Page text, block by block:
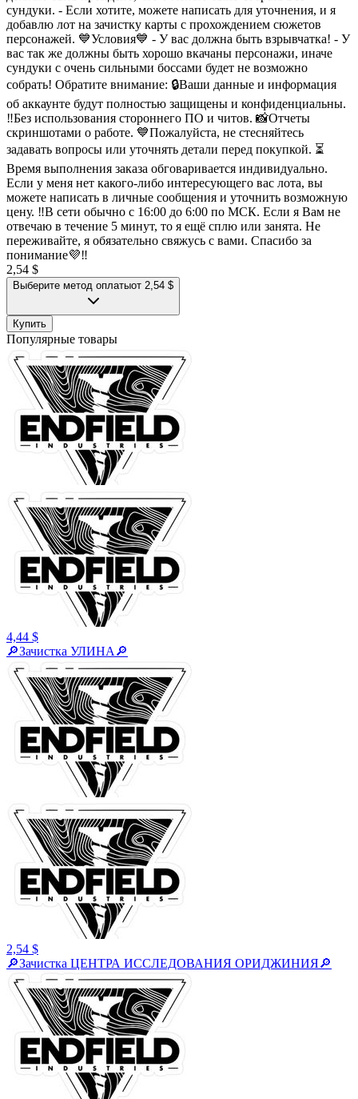
сундуки. - Если хотите, можете написать для уточнения, и я
добавлю лот на зачистку карты с прохождением сюжетов
персонажей. 💙Условия💙 - У вас должна быть взрывчатка! - У
вас так же должны быть хорошо вкачаны персонажи, иначе
сундуки с очень сильными боссами будет не возможно
собрать! Обратите внимание: 🔒Ваши данные и информация
об аккаунте будут полностью защищены и конфиденциальны.
‼️Без использования стороннего ПО и читов. 📸Отчеты
скриншотами о работе. 💙Пожалуйста, не стесняйтесь
задавать вопросы или уточнять детали перед покупкой. ⏳
Время выполнения заказа обговаривается индивидуально.
Если у меня нет какого-либо интересующего вас лота, вы
можете написать в личные сообщения и уточнить возможную
цену. ‼️В сети обычно с 16:00 до 6:00 по МСК. Если я Вам не
отвечаю в течение 5 минут, то я ещё сплю или занята. Не
переживайте, я обязательно свяжусь с вами. Спасибо за
понимание💜‼️
2,54 $
Выберите метод оплатыот 2,54 $
Купить
Популярные товары
4,44 $
🔎Зачистка УЛИНА🔎
2,54 $
🔎Зачистка ЦЕНТРА ИССЛЕДОВАНИЯ ОРИДЖИНИЯ🔎